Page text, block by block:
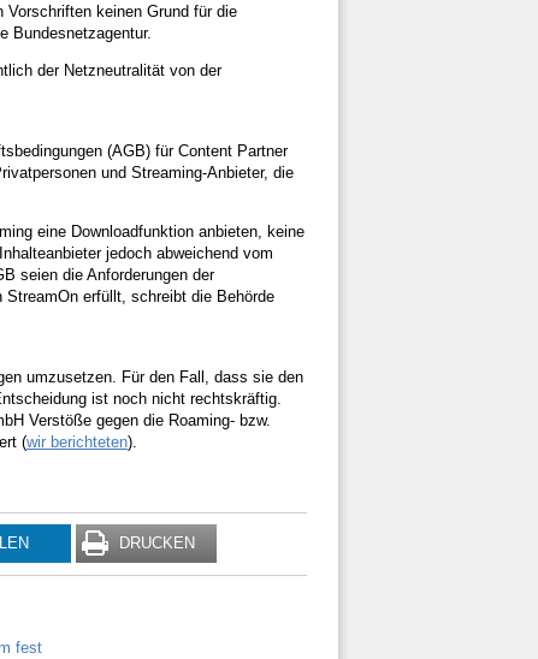
keinen Grund für die
Bundesnetzagentur.
der Netzneutralität von der
(AGB) für Content Partner
und Streaming-Anbieter, die
eine Downloadfunktion anbieten, keine
jedoch abweichend vom
seien die Anforderungen der
erfüllt, schreibt die Behörde
umzusetzen. Für den Fall, dass sie den
ist noch nicht rechtskräftig.
Verstöße gegen die Roaming- bzw.
(wir berichteten).
DRUCKEN
fest